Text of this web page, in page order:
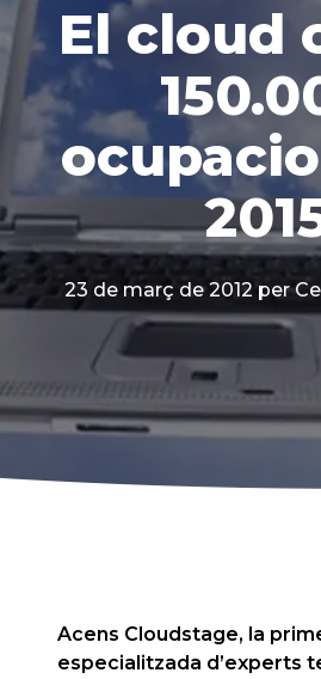
El cloud
23 de març de 2012 per
Acens Cloudstage, la
especialitzada d’experts